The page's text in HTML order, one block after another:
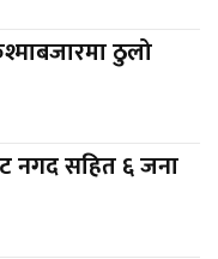
ठुलो
नगद सहित ६ जना